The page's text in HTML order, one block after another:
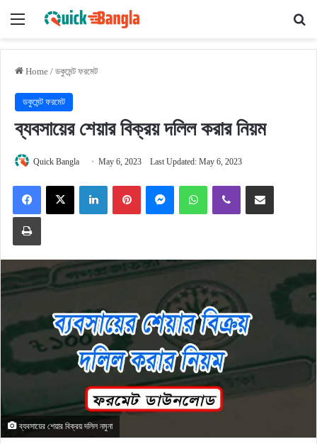
Menu
Home / ডকুমেন্ট ফরমেট
ডকুমেন্ট ফরমেট
ব্যবসায়ের শেয়ার বিক্রয় দলিল করার নিয়ম
Quick Bangla May 6, 2023 Last Updated: May 6, 2023
FacebookX LinkedInPinterestMessengerWhatsAppViber Share via Email
Print
ব্যবসায়ের শেয়ার বিক্রয় দলিল নমুনা